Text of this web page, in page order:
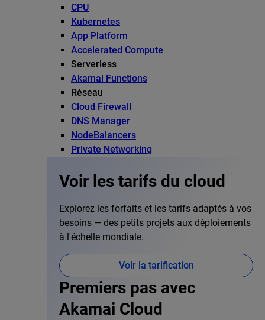
CPU
Kubernetes
App Platform
Accelerated Compute
Serverless
Akamai Functions
Réseau
Cloud Firewall
DNS Manager
NodeBalancers
Private Networking
Voir les tarifs du cloud
Explorez les forfaits et les tarifs adaptés à vos
besoins — des petits projets aux déploiements
à l'échelle mondiale.
Voir la tarification
Premiers pas avec
Akamai Cloud